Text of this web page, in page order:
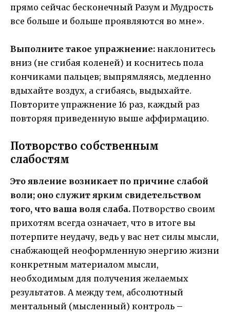
прямо сейчас бесконечный Разум и Мудрость
все больше и больше проявляются во мне».
Выполните такое упражнение: наклонитесь
вниз (не сгибая коленей) и коснитесь пола
кончиками пальцев; выпрямляясь, медленно
вдыхайте воздух, а сгибаясь, выдыхайте.
Повторите упражнение 16 раз, каждый раз
повторяя приведенную выше аффирмацию.
Потворство собственным
слабостям
Это явление возникает по причине слабой
воли; оно служит ярким свидетельством
того, что ваша воля слаба. Потворство своим
прихотям всегда означает, что в итоге вы
потерпите неудачу, ведь у вас нет силы мысли,
снабжающей неоформленную энергию жизни
конкретным материалом мысли,
необходимым для получения желаемых
результатов. А между тем, абсолютный
ментальный (мысленный) контроль –